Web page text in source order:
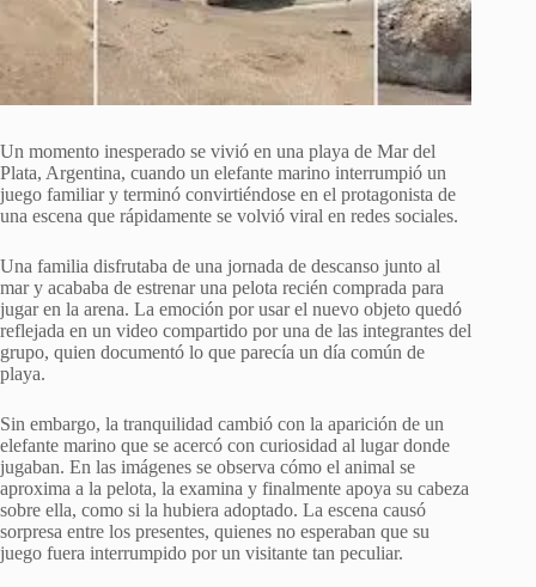
Un momento inesperado se vivió en una playa de Mar del
Plata, Argentina, cuando un elefante marino interrumpió un
juego familiar y terminó convirtiéndose en el protagonista de
una escena que rápidamente se volvió viral en redes sociales.
Una familia disfrutaba de una jornada de descanso junto al
mar y acababa de estrenar una pelota recién comprada para
jugar en la arena. La emoción por usar el nuevo objeto quedó
reflejada en un video compartido por una de las integrantes del
grupo, quien documentó lo que parecía un día común de
playa.
Sin embargo, la tranquilidad cambió con la aparición de un
elefante marino que se acercó con curiosidad al lugar donde
jugaban. En las imágenes se observa cómo el animal se
aproxima a la pelota, la examina y finalmente apoya su cabeza
sobre ella, como si la hubiera adoptado. La escena causó
sorpresa entre los presentes, quienes no esperaban que su
juego fuera interrumpido por un visitante tan peculiar.